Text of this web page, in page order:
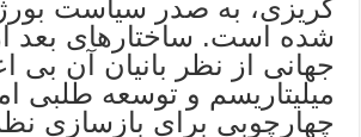
گریزی، به صدر سیاست
شده است. ساختارهای بعد
جهانی از نظر بانیان آن بی
میلیتاریسم و توسعه طلبی
چهارچوبی برای بازسازی